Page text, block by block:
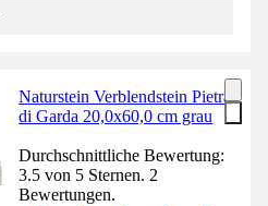
Naturstein Verblendstein Pietra
di Garda 20,0x60,0 cm grau
Durchschnittliche Bewertung:
3.5 von 5 Sternen. 2
Bewertungen.